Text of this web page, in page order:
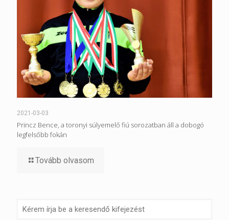
2021-03-03
Princz Bence, a toronyi súlyemelő fiú sorozatban áll a dobogó
legfelsőbb fokán
Tovább olvasom